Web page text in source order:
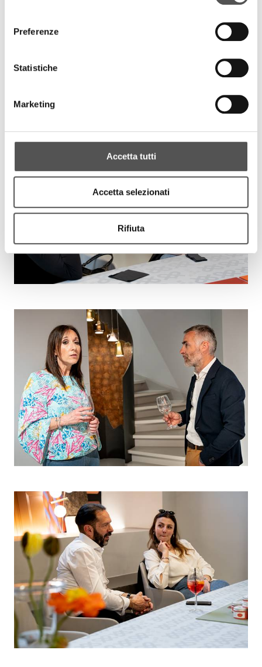
Preferenze
Statistiche
Marketing
Accetta tutti
Accetta selezionati
Rifiuta